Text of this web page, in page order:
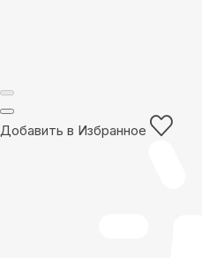
Добавить в Избранное